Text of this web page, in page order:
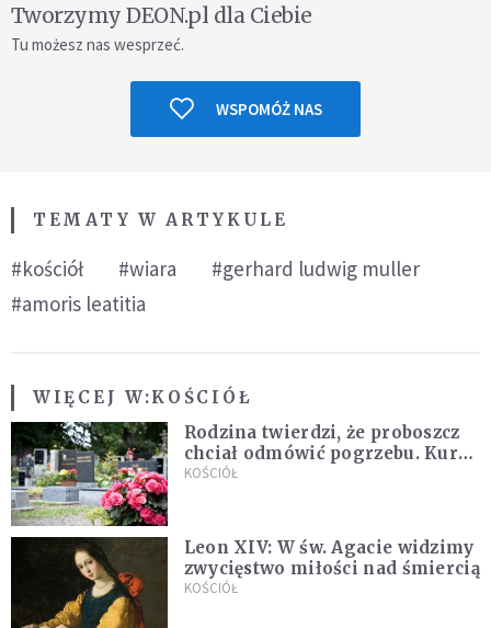
Tworzymy DEON.pl dla Ciebie
Tu możesz nas wesprzeć.
WSPOMÓŻ NAS
TEMATY W ARTYKULE
#kościół #wiara
#gerhard ludwig muller
#amoris leatitia
WIĘCEJ W:KOŚCIÓŁ
Rodzina twierdzi, że proboszcz
chciał odmówić pogrzebu. Kuria
zapowiada wyjaśnienia
KOŚCIÓŁ
Leon XIV: W św. Agacie widzimy
zwycięstwo miłości nad śmiercią
KOŚCIÓŁ